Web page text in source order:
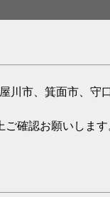
川市、箕面市、
確認お願いします